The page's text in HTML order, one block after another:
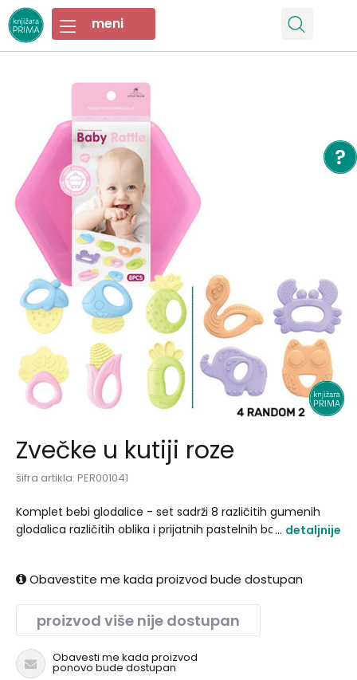
Zvečke u kutiji roze
šifra artikla: PER001041
Komplet bebi glodalice - set sadrži 8 različitih gumenih
glodalica različitih oblika i prijatnih pastelnih boja.detaljnije
Obavestite me kada proizvod bude dostupan
proizvod više nije dostupan
Obavesti me kada proizvod
ponovo bude dostupan